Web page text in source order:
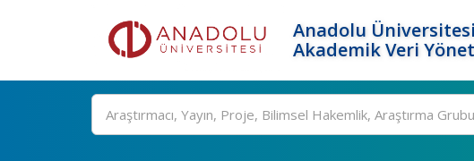
Anadolu Üniversitesi
Akademik Veri
Ara